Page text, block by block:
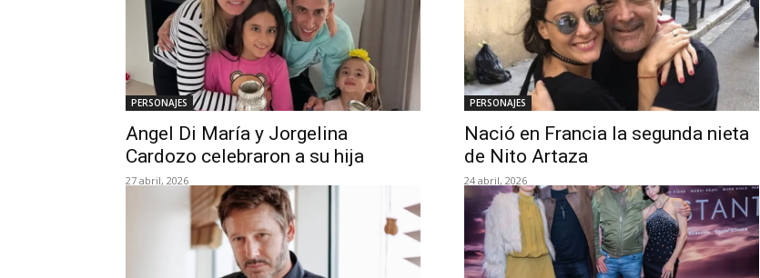
PERSONAJES
Angel Di María y Jorgelina
Cardozo celebraron a su hija
27 abril, 2026
PERSONAJES
Nació en Francia la segunda nieta
de Nito Artaza
24 abril, 2026